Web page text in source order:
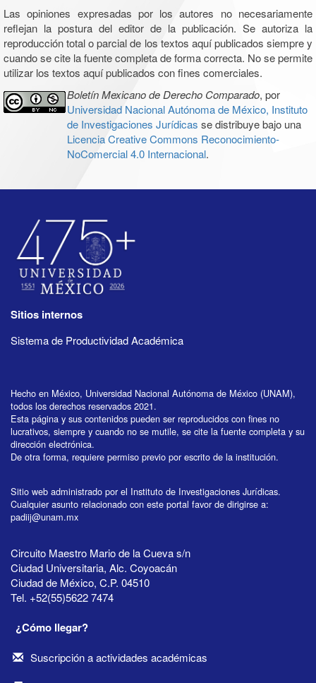
Las opiniones expresadas por los autores no necesariamente
reflejan la postura del editor de la publicación. Se autoriza la
reproducción total o parcial de los textos aquí publicados siempre y
cuando se cite la fuente completa de forma correcta. No se permite
utilizar los textos aquí publicados con fines comerciales.
Boletín Mexicano de Derecho Comparado, por
Universidad Nacional Autónoma de México, Instituto
de Investigaciones Jurídicas se distribuye bajo una
Licencia Creative Commons Reconocimiento-
NoComercial 4.0 Internacional.
Sitios internos
Sistema de Productividad Académica
Hecho en México, Universidad Nacional Autónoma de México (UNAM),
todos los derechos reservados 2021.
Esta página y sus contenidos pueden ser reproducidos con fines no
lucrativos, siempre y cuando no se mutile, se cite la fuente completa y su
dirección electrónica.
De otra forma, requiere permiso previo por escrito de la institución.
Sitio web administrado por el Instituto de Investigaciones Jurídicas.
Cualquier asunto relacionado con este portal favor de dirigirse a:
padiij@unam.mx
Circuito Maestro Mario de la Cueva s/n
Ciudad Universitaria, Alc. Coyoacán
Ciudad de México, C.P. 04510
Tel. +52(55)5622 7474
¿Cómo llegar?
Suscripción a actividades académicas